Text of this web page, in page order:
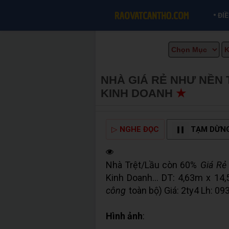
•
NHÀ GIÁ RẺ NHƯ NỀN
KINH DOANH ★ MUA
▷ NGHE ĐỌC TẠM
Nhà Trệt/Lầu còn 60% Giá Rẻ
Kinh Doanh... DT: 4,63m x
công toàn bộ) Giá: 2ty4 Lh:
Hình ảnh: